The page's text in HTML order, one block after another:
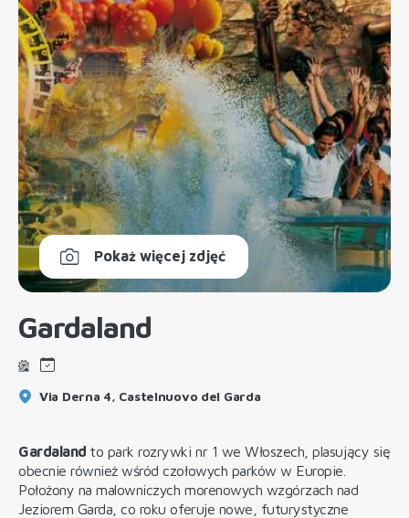
Pokaż więcej zdjęć
Gardaland
Via Derna 4, Castelnuovo del Garda
Gardaland to park rozrywki nr 1 we Włoszech, plasujący się
obecnie również wśród czołowych parków w Europie.
Położony na malowniczych morenowych wzgórzach nad
Jeziorem Garda, co roku oferuje nowe, futurystyczne